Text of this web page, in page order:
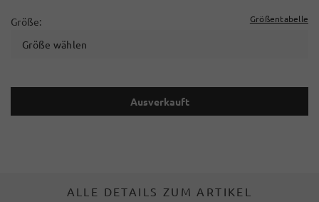
Größe: Größentabelle
Größe wählen
Ausverkauft
ALLE DETAILS ZUM ARTIKEL